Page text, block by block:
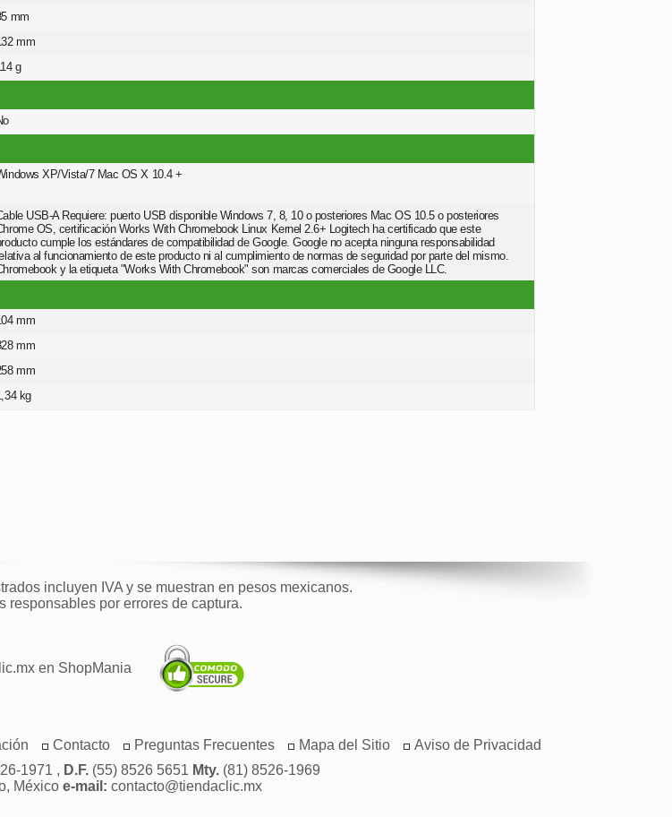
mm
mm
g
XP/Vista/7 Mac OS X 10.4 +
USB-A Requiere: puerto USB disponible Windows 7, 8, 10 o posteriores Mac OS 10.5 o posteriores
OS, certificación Works With Chromebook Linux Kernel 2.6+ Logitech ha certificado que este
cumple los estándares de compatibilidad de Google. Google no acepta ninguna responsabilidad
al funcionamiento de este producto ni al cumplimiento de normas de seguridad por parte del mismo.
y la etiqueta "Works With Chromebook" son marcas comerciales de Google LLC.
mm
mm
mm
kg
incluyen IVA y se muestran en pesos mexicanos.
responsables por errores de captura.
Contacto Preguntas Frecuentes Mapa del Sitio
Aviso de Privacidad
1971 , D.F.(55) 8526 5651 Mty.(81) 8526-1969
México e-mail: contacto@tiendaclic.mx